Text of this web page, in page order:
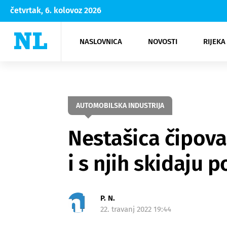
četvrtak, 6. kolovoz 2026
NASLOVNICA NOVOSTI
Rijeka Opatija
NK
Moda
Kultura
AUTOMOBILSKA INDUSTRIJA
Nestašica
i s njih skidaju
P. N.
22. travanj 2022 19:44